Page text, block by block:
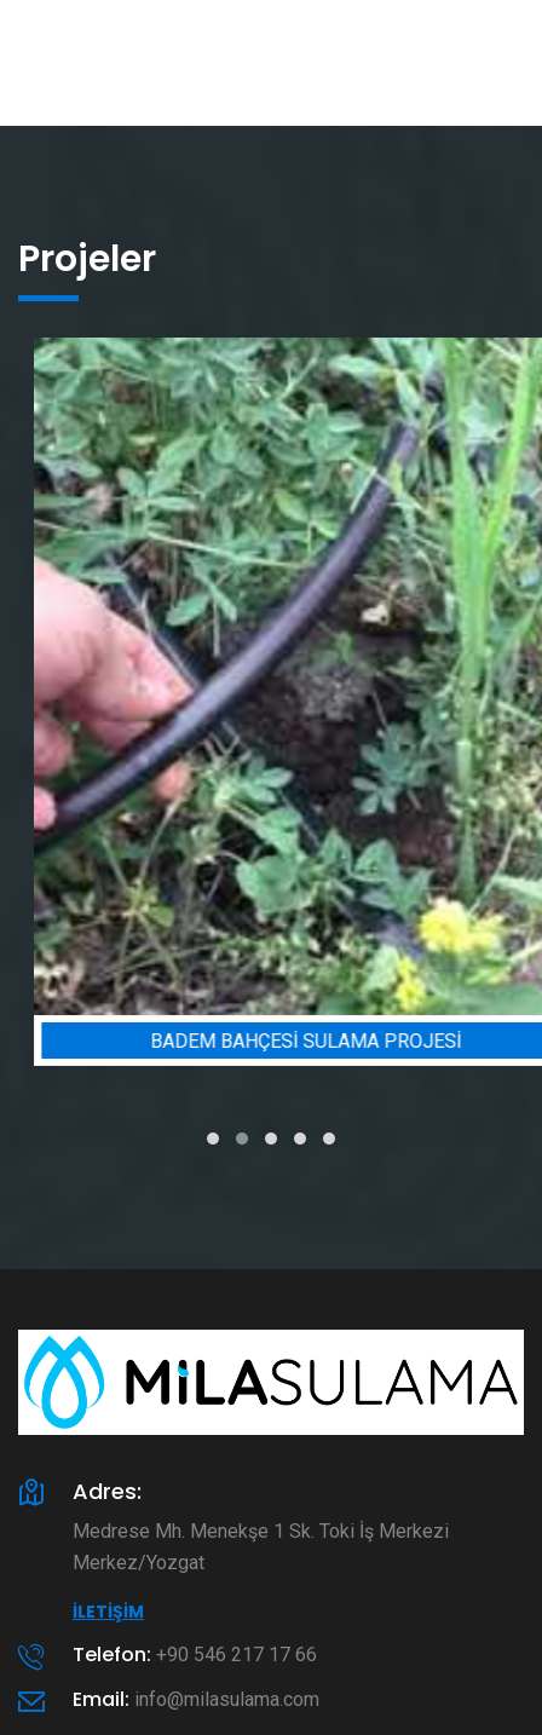
Projeler
BADEM BAHÇESI SULAMA PROJESI
Adres:
Medrese Mh. Menekşe 1 Sk. Toki İş Merkezi
Merkez/Yozgat
İLETIŞIM
Telefon: +90 546 217 17 66
Email: info@milasulama.com